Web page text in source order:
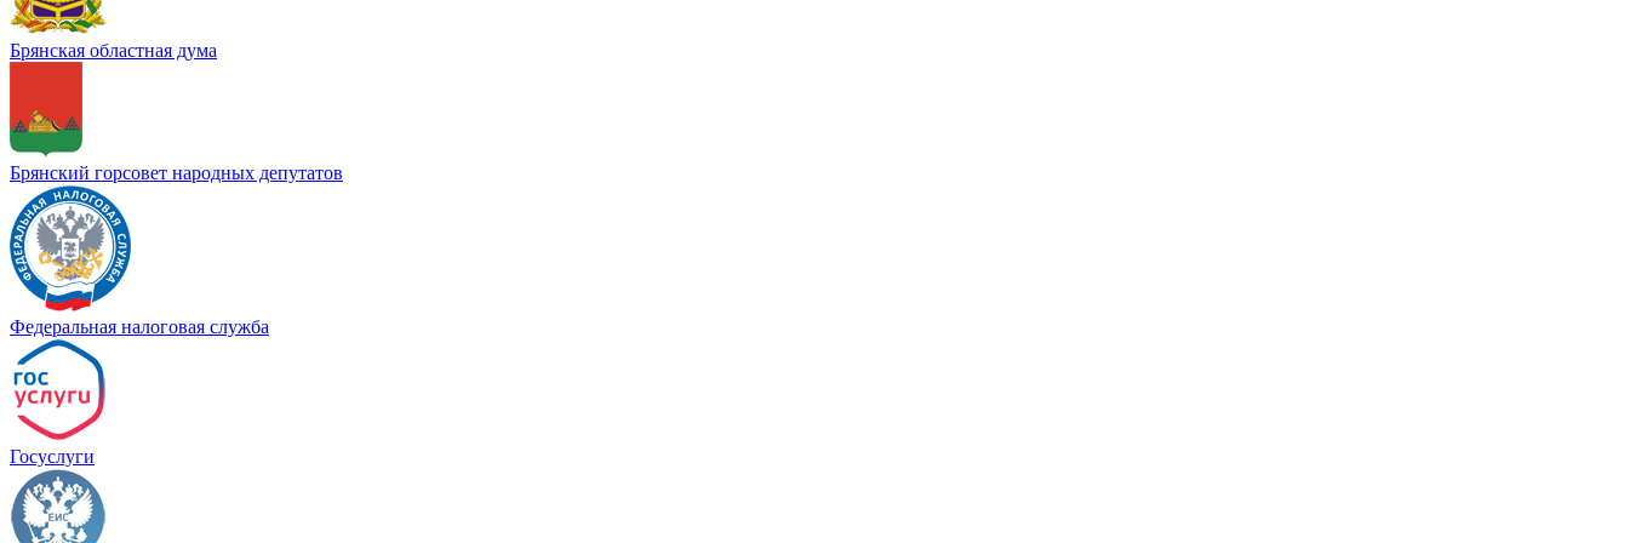
Брянская областная дума
Брянский горсовет народных депутатов
Федеральная налоговая служба
Госуслуги